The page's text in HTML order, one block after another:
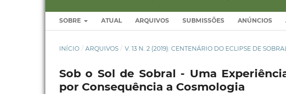
SOBRE ATUAL ARQUIVOS SUBMISSÕES ANÚNCIOS
INÍCIO / ARQUIVOS / V. 13 N. 2 (2019): CENTENÁRIO DO ECLIPSE DE
Sob o Sol de Sobral - Uma
por Consequência a Cosmologia